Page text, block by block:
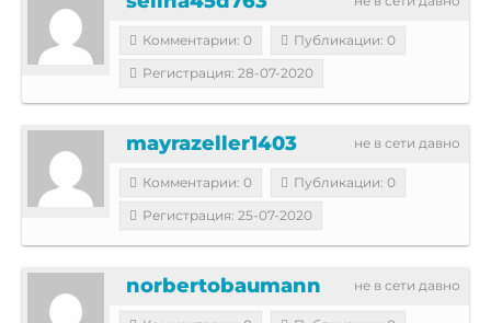
Комментарии: 0
Публикации: 0
Регистрация: 28-07-2020
не в сети давно
mayrazeller1403
Комментарии: 0
Публикации: 0
Регистрация: 25-07-2020
не в сети давно
norbertobaumann